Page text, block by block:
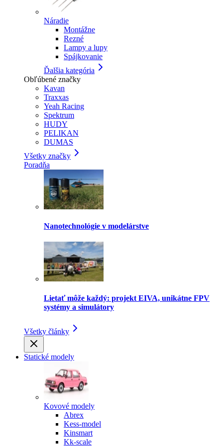
Náradie
Montážne
Rezné
Lampy a lupy
Spájkovanie
Ďalšia kategória
Obľúbené značky
Kavan
Traxxas
Yeah Racing
Spektrum
HUDY
PELIKAN
DUMAS
Všetky značky
Poradňa
Nanotechnológie v modelárstve
Lietať môže každý: projekt EIVA, unikátne FPV
systémy a simulátory
Všetky články
Statické modely
Kovové modely
Abrex
Kess-model
Kinsmart
Kk-scale